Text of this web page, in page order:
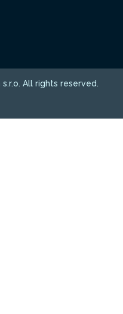
All rights reserved.